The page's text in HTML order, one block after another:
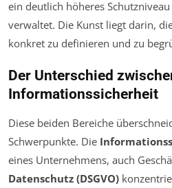
ein deutlich höheres
verwaltet. Die Kunst liegt darin,
konkret zu definieren und zu
Der Unterschied
Informationssicherheit
Diese beiden Bereiche
Schwerpunkte. Die
eines Unternehmens, auch
Datenschutz (DSGVO)